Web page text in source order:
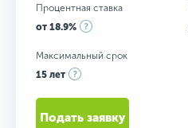
Процентная ставка
от 18.9%
Максимальный срок
15 лет
Подать заявку